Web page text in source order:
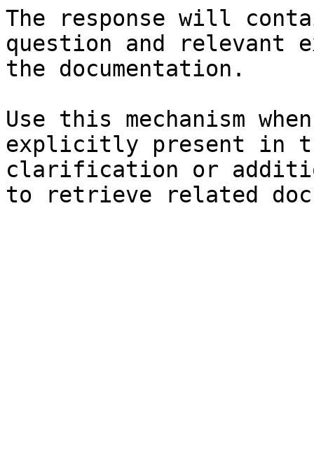
The response will
question and relevant
the documentation.
Use this mechanism
explicitly present in
clarification or